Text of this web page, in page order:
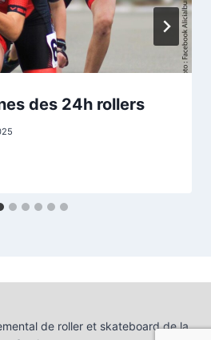
des 24h rollers
de roller et skateboard de la